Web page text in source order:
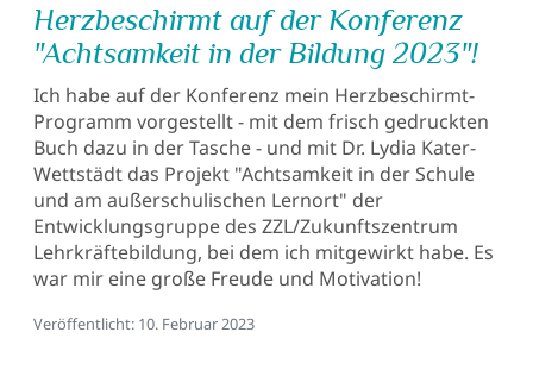
Herzbeschirmt auf der Konferenz
"Achtsamkeit in der Bildung 2023"!
Ich habe auf der Konferenz mein Herzbeschirmt-
Programm vorgestellt - mit dem frisch gedruckten
Buch dazu in der Tasche - und mit Dr. Lydia Kater-
Wettstädt das Projekt "Achtsamkeit in der Schule
und am außerschulischen Lernort" der
Entwicklungsgruppe des ZZL/Zukunftszentrum
Lehrkräftebildung, bei dem ich mitgewirkt habe. Es
war mir eine große Freude und Motivation!
Details
Veröffentlicht: 10. Februar 2023